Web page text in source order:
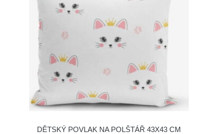
DĚTSKÝ POVLAK NA POLŠTÁŘ 43X43 CM